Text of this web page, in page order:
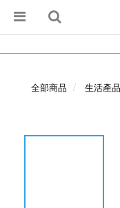
全部商品 生活產